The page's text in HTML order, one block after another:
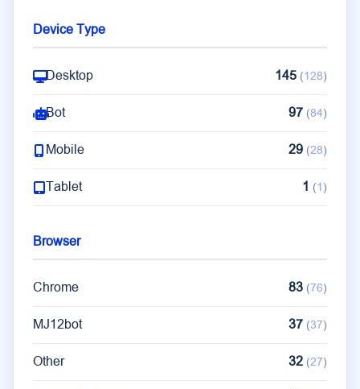
Washington 5(4)
Device Type
Desktop 145 (128)
Bot 97 (84)
Mobile 29 (28)
Tablet 1 (1)
Browser
Chrome 83 (76)
MJ12bot 37 (37)
Other 32 (27)